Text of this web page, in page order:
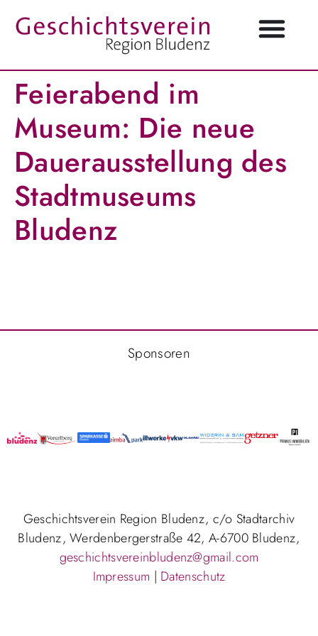
Feierabend im
Museum: Die neue
Dauerausstellung des
Stadtmuseums
Bludenz
Sponsoren
Geschichtsverein Region Bludenz, c/o Stadtarchiv
Bludenz, Werdenbergerstraße 42, A-6700 Bludenz,
geschichtsvereinbludenz@gmail.com
Impressum | Datenschutz